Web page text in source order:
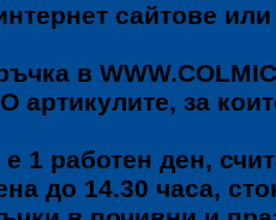
сайтове
в
артикулите, за
1 работен ден,
до 14.30 часа,